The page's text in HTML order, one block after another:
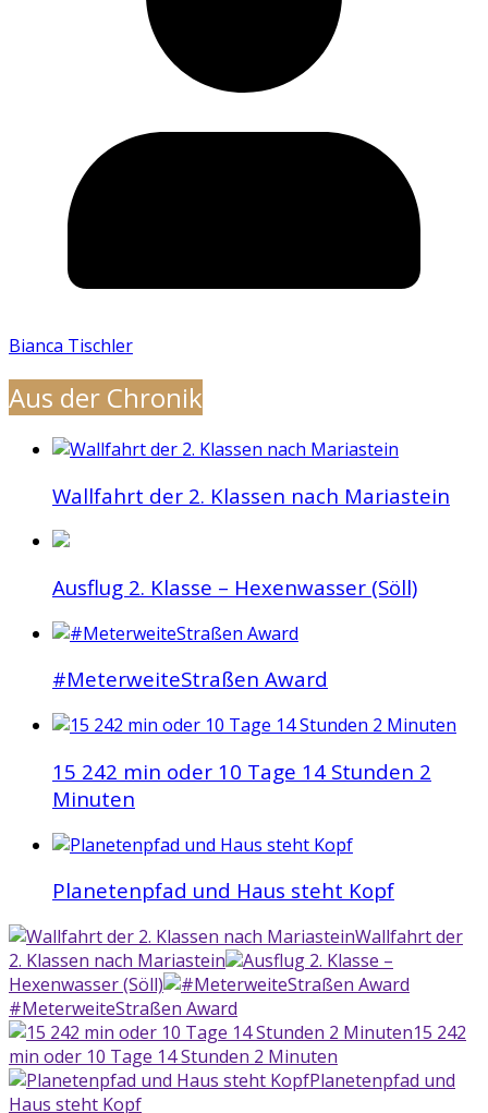
Bianca Tischler
Aus der Chronik
Wallfahrt der 2. Klassen nach Mariastein
Ausflug 2. Klasse – Hexenwasser (Söll)
#MeterweiteStraßen Award
15 242 min oder 10 Tage 14 Stunden 2
Minuten
Planetenpfad und Haus steht Kopf
Wallfahrt der
2. Klassen nach Mariastein
Ausflug 2. Klasse –
Hexenwasser (Söll)
#MeterweiteStraßen Award
15 242
min oder 10 Tage 14 Stunden 2 Minuten
Planetenpfad und
Haus steht Kopf